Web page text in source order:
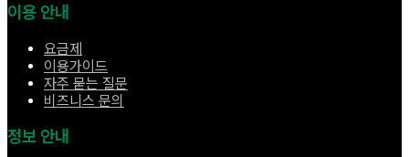
이용 안내
요금제
이용가이드
자주 묻는 질문
비즈니스 문의
정보 안내